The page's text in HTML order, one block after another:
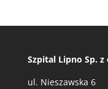
Szpital Lipno Sp. z
ul. Nieszawska 6